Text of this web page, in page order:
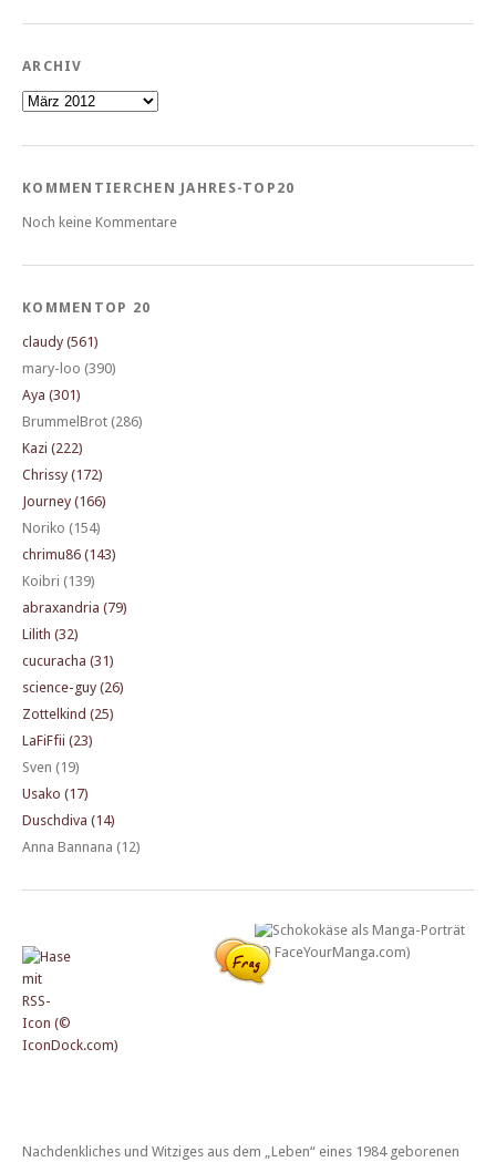
ARCHIV
Archiv
KOMMENTIERCHEN JAHRES-TOP20
Noch keine Kommentare
KOMMENTOP 20
claudy (561)
mary-loo (390)
Aya (301)
BrummelBrot (286)
Kazi (222)
Chrissy (172)
Journey (166)
Noriko (154)
chrimu86 (143)
Koibri (139)
abraxandria (79)
Lilith (32)
cucuracha (31)
science-guy (26)
Zottelkind (25)
LaFiFfii (23)
Sven (19)
Usako (17)
Duschdiva (14)
Anna Bannana (12)
Nachdenkliches und Witziges aus dem „Leben“ eines 1984 geborenen